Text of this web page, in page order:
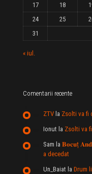
17
18
24
25
31
« iul.
Comentarii recente
ZTV la Zsolti va fi
Ionut la Zsolti va
Sam la 𝐁𝐨𝐜𝐮ț
a decedat
Un_Baiat la Drum